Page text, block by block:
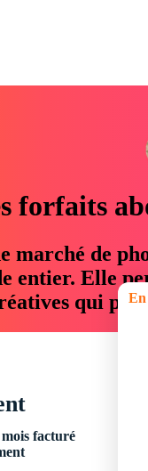
forfaits
marché de
entier. Elle
qui
facturé
En